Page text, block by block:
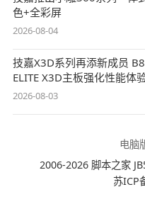
色+全彩屏
2026-08-04
技嘉X3D系列再添新成员
ELITE X3D主板强化性能体
2026-08-03
电脑
2006-2026 脚本之家
苏ICP